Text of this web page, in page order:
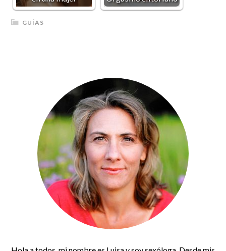
GUÍAS